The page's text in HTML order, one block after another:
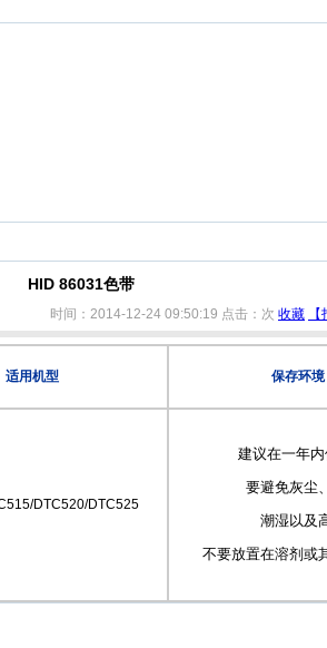
HID 86031色带
时间：2014-12-24 09:50:19 点击： 次 收藏
适用机型 保存环境
DTC520/DTC525
建议在一年
要避免灰尘
潮湿以及
不要放置在溶剂或